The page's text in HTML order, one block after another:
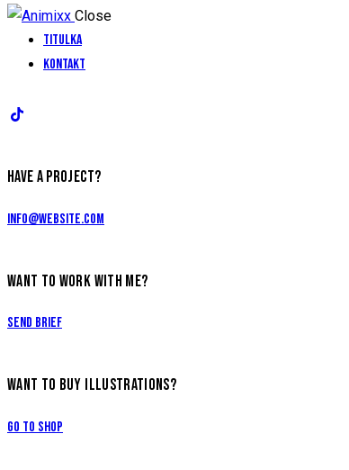
Close
Titulka
Kontakt
HAVE A PROJECT?
info@website.com
WANT TO WORK WITH ME?
Send Brief
WANT TO BUY ILLUSTRATIONS?
Go to Shop